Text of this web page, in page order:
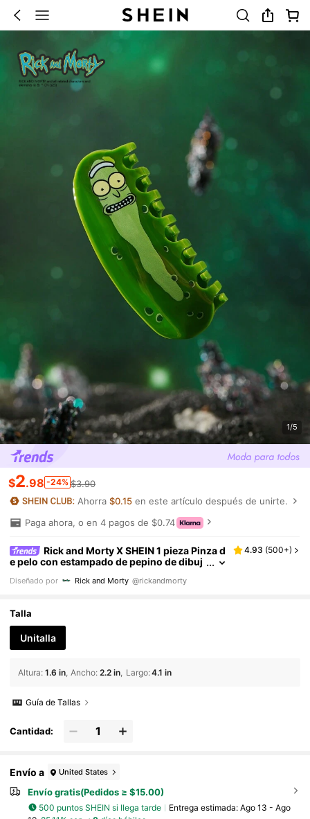
1/5
$2.98 -24% $3.90
Ahorra$0.15 en este artículo después de unirte.
Paga ahora, o en 4 pagos de $0.74
Rick and Morty X SHEIN 1 pieza Pinza d
e pelo con estampado de pepino de dibuj
4.93 (500+)
Diseñado por Rick and Morty @rickandmorty
Talla
Unitalla
Altura: 1.6 in Ancho: 2.2 in Largo:4.1 in
Guía de Tallas
Cantidad:
Envío a United States
Envío gratis(Pedidos ≥ $15.00)
500 puntos SHEIN si llega tarde Entrega estimada: Ago 13 - Ago